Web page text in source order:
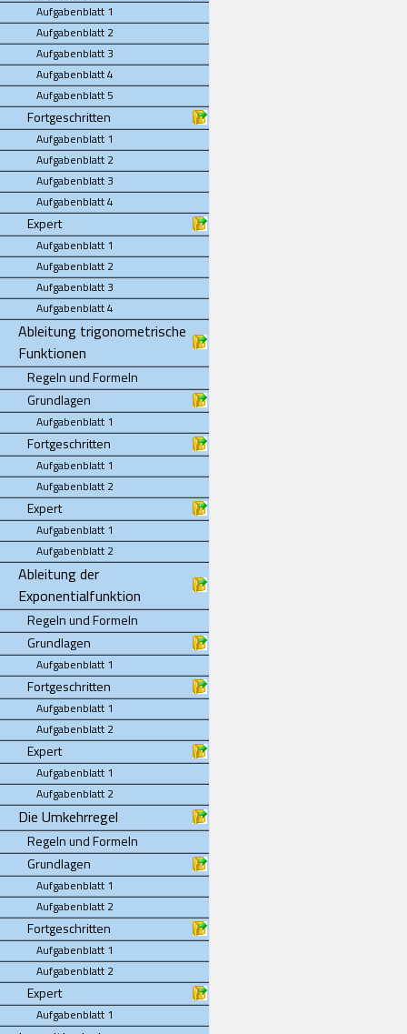
Aufgabenblatt 1
Aufgabenblatt 2
Aufgabenblatt 3
Aufgabenblatt 4
Aufgabenblatt 5
Fortgeschritten
Aufgabenblatt 1
Aufgabenblatt 2
Aufgabenblatt 3
Aufgabenblatt 4
Expert
Aufgabenblatt 1
Aufgabenblatt 2
Aufgabenblatt 3
Aufgabenblatt 4
Ableitung trigonometrische
Funktionen
Regeln und Formeln
Grundlagen
Aufgabenblatt 1
Fortgeschritten
Aufgabenblatt 1
Aufgabenblatt 2
Expert
Aufgabenblatt 1
Aufgabenblatt 2
Ableitung der
Exponentialfunktion
Regeln und Formeln
Grundlagen
Aufgabenblatt 1
Fortgeschritten
Aufgabenblatt 1
Aufgabenblatt 2
Expert
Aufgabenblatt 1
Aufgabenblatt 2
Die Umkehrregel
Regeln und Formeln
Grundlagen
Aufgabenblatt 1
Aufgabenblatt 2
Fortgeschritten
Aufgabenblatt 1
Aufgabenblatt 2
Expert
Aufgabenblatt 1